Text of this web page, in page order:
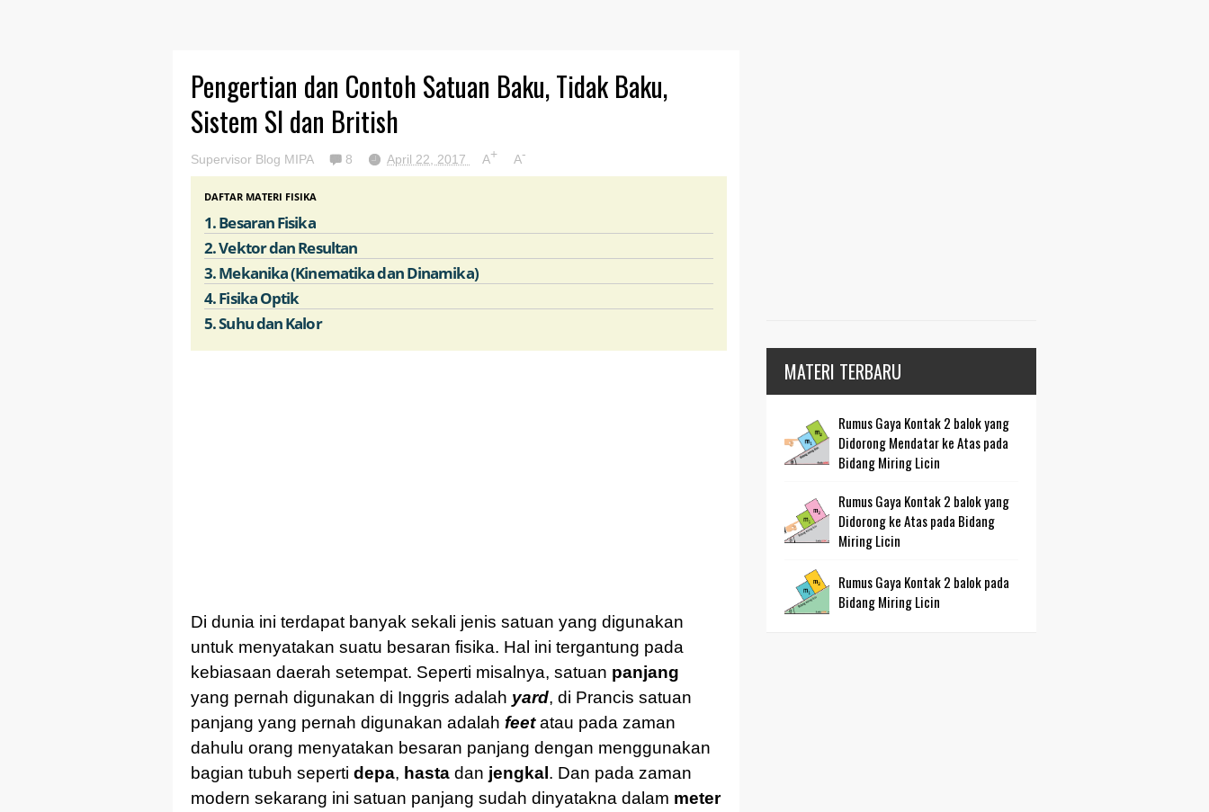
Pengertian dan Contoh Satuan Baku, Tidak Baku,
Sistem SI dan British
Supervisor Blog MIPA 8 April 22, 2017 A+ A-
DAFTAR MATERI FISIKA
1. Besaran Fisika
2. Vektor dan Resultan
3. Mekanika (Kinematika dan Dinamika)
4. Fisika Optik
5. Suhu dan Kalor
Di dunia ini terdapat banyak sekali jenis satuan yang digunakan
untuk menyatakan suatu besaran fisika. Hal ini tergantung pada
kebiasaan daerah setempat. Seperti misalnya, satuan panjang
yang pernah digunakan di Inggris adalah yard, di Prancis satuan
panjang yang pernah digunakan adalah feetatau pada zaman
dahulu orang menyatakan besaran panjang dengan menggunakan
bagian tubuh seperti depa, hasta dan jengkal. Dan pada zaman
modern sekarang ini satuan panjang sudah dinyatakna dalam meter
MATERI TERBARU
Rumus Gaya Kontak 2 balok yang
Didorong Mendatar ke Atas pada
Bidang Miring Licin
Rumus Gaya Kontak 2 balok yang
Didorong ke Atas pada Bidang
Miring Licin
Rumus Gaya Kontak 2 balok pada
Bidang Miring Licin